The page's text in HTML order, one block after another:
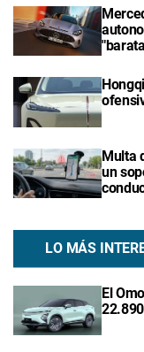
Multa
un
LO MÁS
El